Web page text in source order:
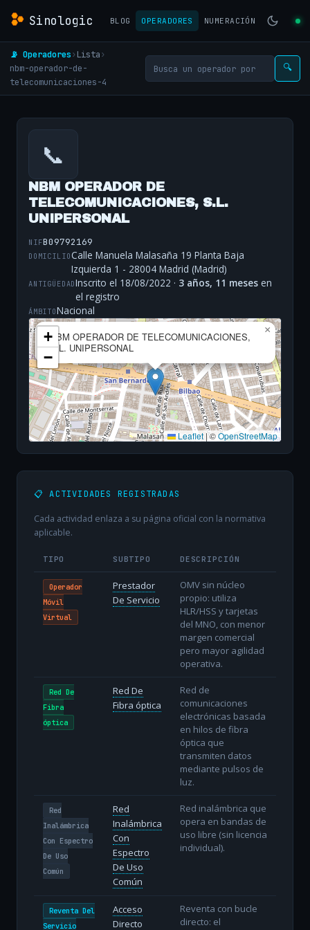
Sinologic BLOG OPERADORES NUMERACIÓN
📡 Operadores› Lista›
nbm-operador-de-
telecomunicaciones-4
🔍
📞
NBM OPERADOR DE
TELECOMUNICACIONES, S.L.
UNIPERSONAL
NIFB09792169
DOMICILIOCalle Manuela Malasaña 19 Planta Baja
Izquierda 1 - 28004 Madrid (Madrid)
ANTIGÜEDADInscrito el 18/08/2022 · 3 años, 11 meses en
el registro
ÁMBITONacional
NBM OPERADOR DE TELECOMUNICACIONES,
S.L. UNIPERSONAL
×
+
−
Leaflet |©OpenStreetMap
📋 ACTIVIDADES REGISTRADAS
Cada actividad enlaza a su página oficial con la normativa
aplicable.
TIPO SUBTIPO DESCRIPCIÓN
Operador
Móvil
Virtual
Prestador
De Servicio
OMV sin núcleo
propio: utiliza
HLR/HSS y tarjetas
del MNO, con menor
margen comercial
pero mayor agilidad
operativa.
Red De
Fibra
óptica
Red De
Fibra óptica
Red de
comunicaciones
electrónicas basada
en hilos de fibra
óptica que
transmiten datos
mediante pulsos de
luz.
Red
Inalámbrica
Con Espectro
De Uso
Común
Red
Inalámbrica
Con
Espectro
De Uso
Común
Red inalámbrica que
opera en bandas de
uso libre (sin licencia
individual).
Reventa Del
Servicio
Acceso
Directo
Reventa con bucle
directo: el